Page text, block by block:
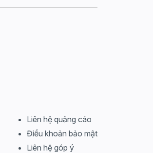
Liên hệ quảng cáo
Điều khoản bảo mật
Liên hệ góp ý